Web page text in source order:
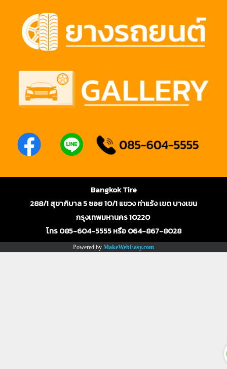
Bangkok Tire
288/1 สุขาภิบาล 5 ซอย 10/1 แขวง ท่าแร้ง เขต บางเขน
กรุงเทพมหานคร 10220
โทร 085-604-5555 หรือ 064-867-8028
Powered by MakeWebEasy.com